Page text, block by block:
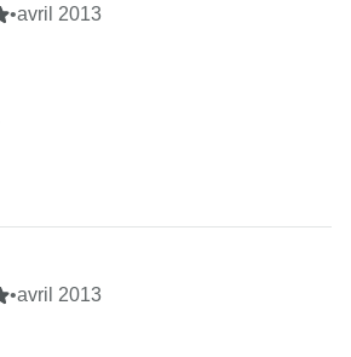
•avril 2013
•avril 2013